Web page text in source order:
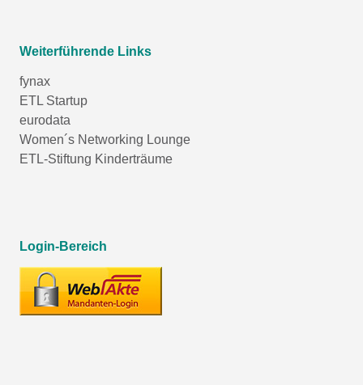
Weiterführende Links
fynax
ETL Startup
eurodata
Women´s Networking Lounge
ETL-Stiftung Kinderträume
Login-Bereich